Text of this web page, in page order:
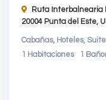
Ruta Interbalnearia
20004 Punta del Este,
Cabañas, Hoteles,
1 Habitaciones 1